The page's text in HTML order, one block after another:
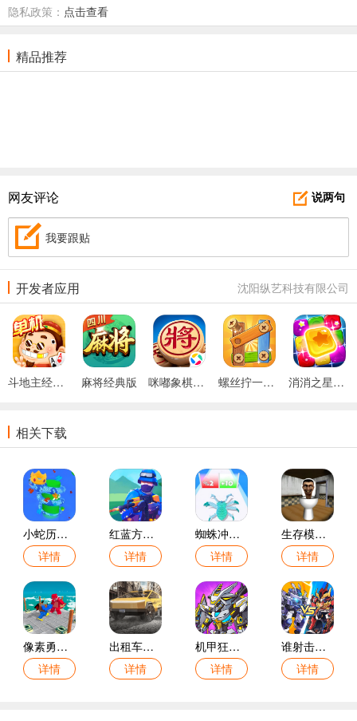
隐私政策： 点击查看
精品推荐
说两句
网友评论
我要跟贴
沈阳纵艺科技有限公司
开发者应用
斗地主经典版 麻将经典版 咪嘟象棋手机版 螺丝拧一拧益智锤子天天除游戏 消消之星除方块手游
相关下载
小蛇历险记手游
详情
红蓝方战地模拟游戏
详情
蜘蛛冲冲冲手游
详情
生存模拟游戏
详情
像素勇士向前冲游戏
详情
出租车模拟游戏
详情
机甲狂战格斗之王游戏
详情
谁射击最溜手游
详情